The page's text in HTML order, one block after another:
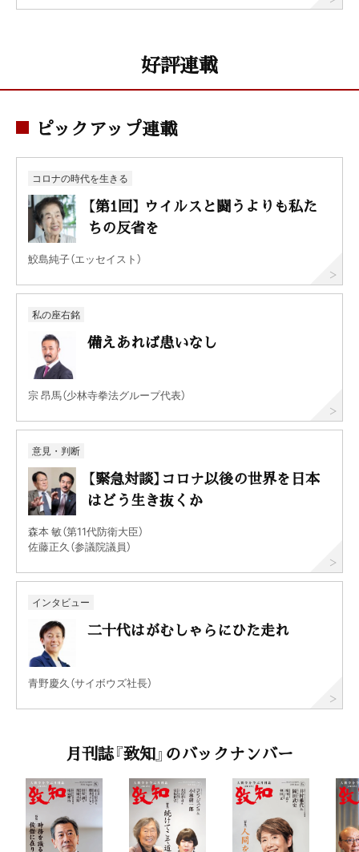
好評連載
ピックアップ連載
コロナの時代を生きる
【第1回】 ウイルスと闘うよりも私た
ちの反省を
鮫島純子（エッセイスト）
私の座右銘
備えあれば患いなし
宗 昂馬（少林寺拳法グループ代表）
意見・判断
【緊急対談】コロナ以後の世界を日本
はどう生き抜くか
森本 敏（第11代防衛大臣）
佐藤正久（参議院議員）
インタビュー
二十代はがむしゃらにひた走れ
青野慶久（サイボウズ社長）
月刊誌『致知』のバックナンバー